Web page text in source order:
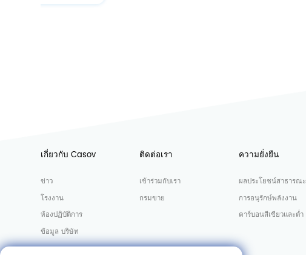
เกี่ยวกับ Casov
ข่าว
โรงงาน
ห้องปฏิบัติการ
ข้อมูล บริษัท
ติดต่อเรา
เข้าร่วมกับเรา
กรมขาย
ความยั่งยืน
ผลประโยชน์สาธารณะ
การอนุรักษ์พลังงาน
คาร์บอนสีเขียวและต่ำ